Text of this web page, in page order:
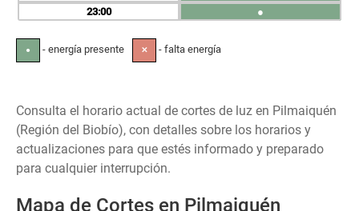
23
●
● - energía presente ✕ - falta energía
Consulta el horario actual de cortes de luz en Pilmaiquén
(Región del Biobío), con detalles sobre los horarios y
actualizaciones para que estés informado y preparado
para cualquier interrupción.
Mapa de Cortes en Pilmaiquén